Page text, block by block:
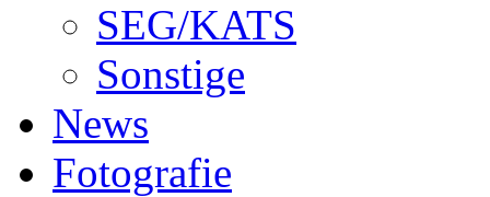
SEG/KATS
Sonstige
News
Fotografie